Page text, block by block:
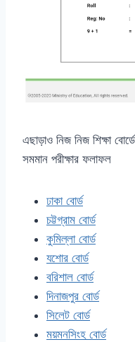
এছাড়াও নিজ নিজ শিক্ষা
সমমান পরীক্ষার ফলাফল
ঢাকা বোর্ড
চট্টগ্রাম বোর্ড
কুমিল্লা বোর্ড
যশোর বোর্ড
বরিশাল বোর্ড
দিনাজপুর বোর্ড
সিলেট বোর্ড
ময়মনসিংহ বোর্ড